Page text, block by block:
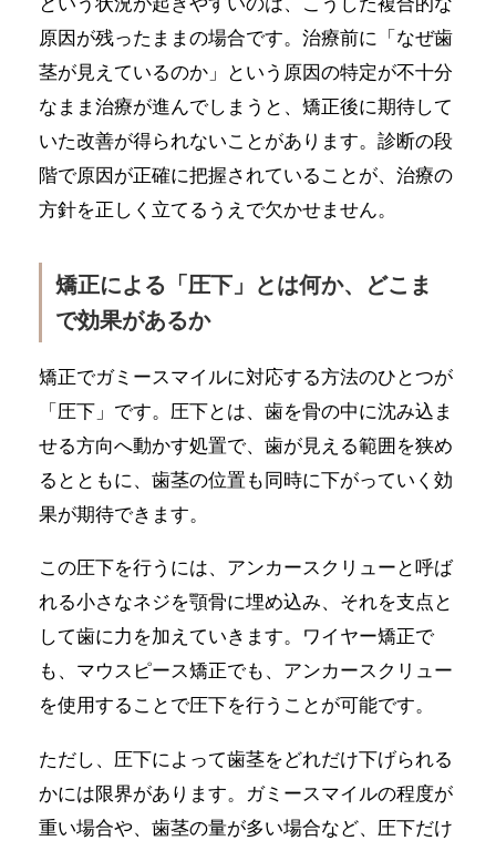
原因が残ったままの場合です。治療前に「なぜ歯
茎が見えているのか」という原因の特定が不十分
なまま治療が進んでしまうと、矯正後に期待して
いた改善が得られないことがあります。診断の段
階で原因が正確に把握されていることが、治療の
方針を正しく立てるうえで欠かせません。
矯正による「圧下」とは何か、どこま
で効果があるか
矯正でガミースマイルに対応する方法のひとつが
「圧下」です。圧下とは、歯を骨の中に沈み込ま
せる方向へ動かす処置で、歯が見える範囲を狭め
るとともに、歯茎の位置も同時に下がっていく効
果が期待できます。
この圧下を行うには、アンカースクリューと呼ば
れる小さなネジを顎骨に埋め込み、それを支点と
して歯に力を加えていきます。ワイヤー矯正で
も、マウスピース矯正でも、アンカースクリュー
を使用することで圧下を行うことが可能です。
ただし、圧下によって歯茎をどれだけ下げられる
かには限界があります。ガミースマイルの程度が
重い場合や、歯茎の量が多い場合など、圧下だけ